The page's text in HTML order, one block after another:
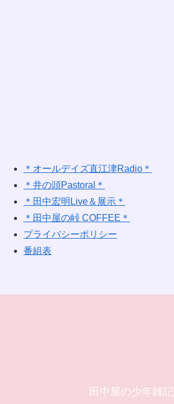
＊オールデイズ直江津Radio＊
＊井の頭Pastoral＊
＊田中宏明Live＆展示＊
＊田中屋の峠 COFFEE＊
プライバシーポリシー
番組表
田中屋の少年雑記